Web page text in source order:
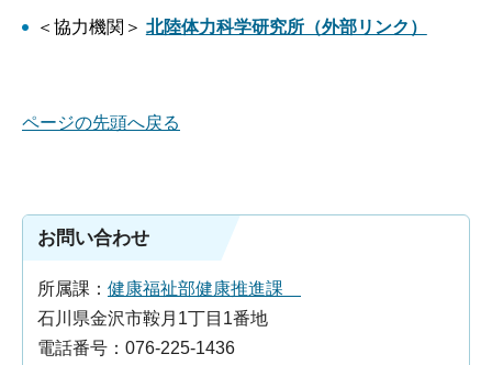
＜協力機関＞ 北陸体力科学研究所（外部リンク）
ページの先頭へ戻る
お問い合わせ
所属課： 健康福祉部健康推進課
石川県金沢市鞍月1丁目1番地
電話番号：076-225-1436